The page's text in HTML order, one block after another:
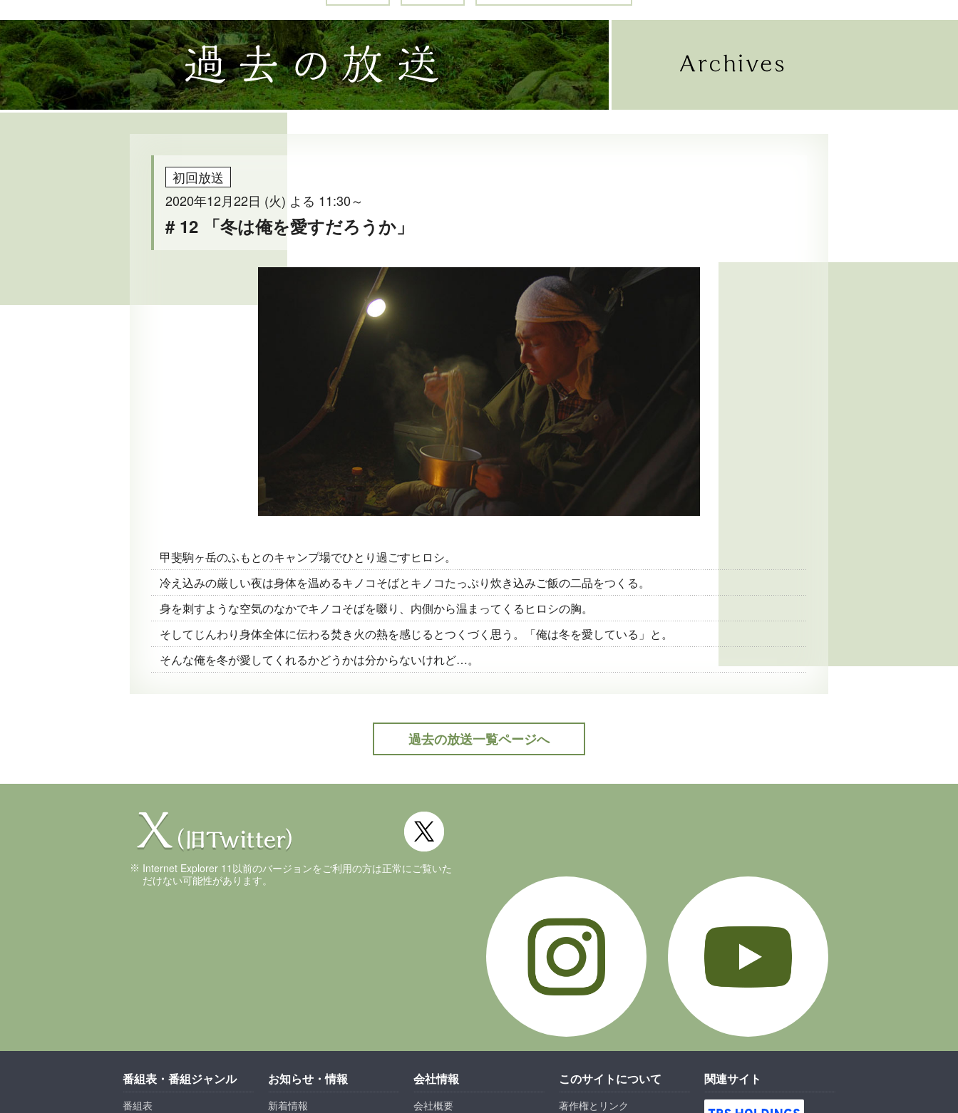
過去の放送
初回放送
2020年12月22日 (火) よる 11:30～
# 12 「冬は俺を愛すだろうか」
甲斐駒ヶ岳のふもとのキャンプ場でひとり過ごすヒロシ。
冷え込みの厳しい夜は身体を温めるキノコそばとキノコたっぷり炊き込みご飯の二品をつくる。
身を刺すような空気のなかでキノコそばを啜り、内側から温まってくるヒロシの胸。
そしてじんわり身体全体に伝わる焚き火の熱を感じるとつくづく思う。「俺は冬を愛している」と。
そんな俺を冬が愛してくれるかどうかは分からないけれど…。
過去の放送一覧ページへ
公式Twitter(外部サイト)
Internet Explorer 11以前のバージョンをご利用の方は正常にご覧いた
だけない可能性があります。
Instagram
番組表・番組ジャンル
番組表
お知らせ・情報
新着情報
会社情報
会社概要
このサイトについて
著作権とリンク
関連サイト